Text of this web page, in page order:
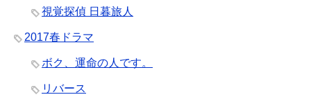
視覚探偵 日暮旅人
2017春ドラマ
ボク、運命の人です。
リバース